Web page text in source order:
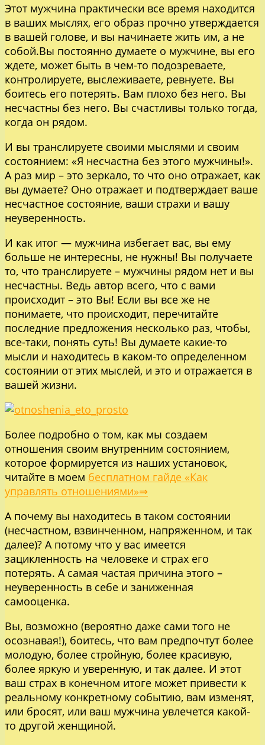
Этот мужчина практически все время находится
в ваших мыслях, его образ прочно утверждается
в вашей голове, и вы начинаете жить им, а не
собой.Вы постоянно думаете о мужчине, вы его
ждете, может быть в чем-то подозреваете,
контролируете, выслеживаете, ревнуете. Вы
боитесь его потерять. Вам плохо без него. Вы
несчастны без него. Вы счастливы только тогда,
когда он рядом.
И вы транслируете своими мыслями и своим
состоянием: «Я несчастна без этого мужчины!».
А раз мир – это зеркало, то что оно отражает, как
вы думаете? Оно отражает и подтверждает ваше
несчастное состояние, ваши страхи и вашу
неуверенность.
И как итог — мужчина избегает вас, вы ему
больше не интересны, не нужны! Вы получаете
то, что транслируете – мужчины рядом нет и вы
несчастны. Ведь автор всего, что с вами
происходит – это Вы! Если вы все же не
понимаете, что происходит, перечитайте
последние предложения несколько раз, чтобы,
все-таки, понять суть! Вы думаете какие-то
мысли и находитесь в каком-то определенном
состоянии от этих мыслей, и это и отражается в
вашей жизни.
Более подробно о том, как мы создаем
отношения своим внутренним состоянием,
которое формируется из наших установок,
читайте в моем бесплатном гайде «Как
управлять отношениями»⇒
А почему вы находитесь в таком состоянии
(несчастном, взвинченном, напряженном, и так
далее)? А потому что у вас имеется
зацикленность на человеке и страх его
потерять. А самая частая причина этого –
неуверенность в себе и заниженная
самооценка.
Вы, возможно (вероятно даже сами того не
осознавая!), боитесь, что вам предпочтут более
молодую, более стройную, более красивую,
более яркую и уверенную, и так далее. И этот
ваш страх в конечном итоге может привести к
реальному конкретному событию, вам изменят,
или бросят, или ваш мужчина увлечется какой-
то другой женщиной.